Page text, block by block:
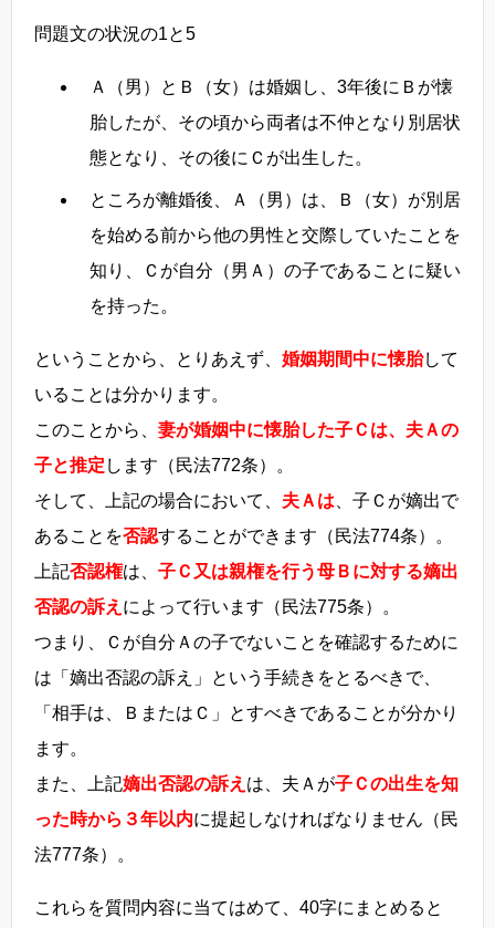
問題文の状況の1と5
Ａ（男）とＢ（女）は婚姻し、3年後にＢが懐
胎したが、その頃から両者は不仲となり別居状
態となり、その後にＣが出生した。
ところが離婚後、Ａ（男）は、Ｂ（女）が別居
を始める前から他の男性と交際していたことを
知り、Ｃが自分（男Ａ）の子であることに疑い
を持った。
ということから、とりあえず、 婚姻期間中に懐胎して
いることは分かります。
このことから、 妻が婚姻中に懐胎した子Ｃは、夫Ａの
子と推定 します（民法772条）。
そして、上記の場合において、 夫Ａは 、子Ｃが嫡出で
あることを否認することができます（民法774条）。
上記否認権は、 子Ｃ又は親権を行う母Ｂに対する嫡出
否認の訴え によって行います（民法775条）。
つまり、Ｃが自分Ａの子でないことを確認するために
は「嫡出否認の訴え」という手続きをとるべきで、
「相手は、ＢまたはＣ」とすべきであることが分かり
ます。
また、上記嫡出否認の訴え は、夫Ａが子Ｃの出生を知
った時から３年以内に提起しなければなりません（民
法777条）。
これらを質問内容に当てはめて、40字にまとめると